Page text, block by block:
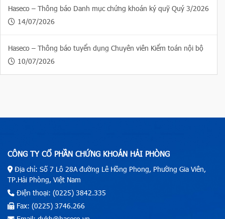
Haseco – Thông báo Danh mục chứng khoán ký quỹ Quý 3/2026
14/07/2026
Haseco – Thông báo tuyển dụng Chuyên viên Kiểm toán nội bộ
10/07/2026
CÔNG TY CỔ PHẦN CHỨNG KHOÁN HẢI PHÒNG
Địa chỉ: Số 7 Lô 28A đường Lê Hồng Phong, Phường Gia Viên,
TP.Hải Phòng, Việt Nam
Điện thoại: (0225) 3842.335
Fax: (0225) 3746.266